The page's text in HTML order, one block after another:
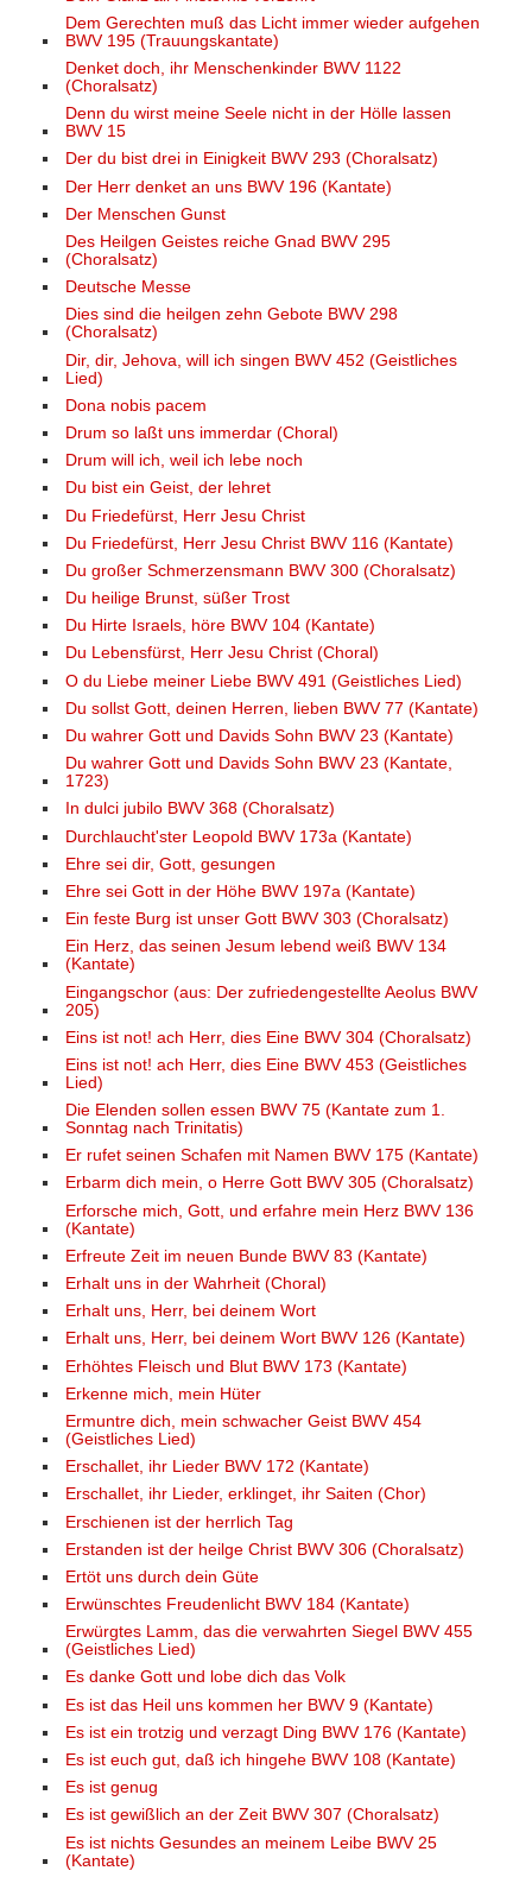
Dem Gerechten muß das Licht immer wieder aufgehen
BWV 195 (Trauungskantate)
Denket doch, ihr Menschenkinder BWV 1122
(Choralsatz)
Denn du wirst meine Seele nicht in der Hölle lassen
BWV 15
Der du bist drei in Einigkeit BWV 293 (Choralsatz)
Der Herr denket an uns BWV 196 (Kantate)
Der Menschen Gunst
Des Heilgen Geistes reiche Gnad BWV 295
(Choralsatz)
Deutsche Messe
Dies sind die heilgen zehn Gebote BWV 298
(Choralsatz)
Dir, dir, Jehova, will ich singen BWV 452 (Geistliches
Lied)
Dona nobis pacem
Drum so laßt uns immerdar (Choral)
Drum will ich, weil ich lebe noch
Du bist ein Geist, der lehret
Du Friedefürst, Herr Jesu Christ
Du Friedefürst, Herr Jesu Christ BWV 116 (Kantate)
Du großer Schmerzensmann BWV 300 (Choralsatz)
Du heilige Brunst, süßer Trost
Du Hirte Israels, höre BWV 104 (Kantate)
Du Lebensfürst, Herr Jesu Christ (Choral)
O du Liebe meiner Liebe BWV 491 (Geistliches Lied)
Du sollst Gott, deinen Herren, lieben BWV 77 (Kantate)
Du wahrer Gott und Davids Sohn BWV 23 (Kantate)
Du wahrer Gott und Davids Sohn BWV 23 (Kantate,
1723)
In dulci jubilo BWV 368 (Choralsatz)
Durchlaucht'ster Leopold BWV 173a (Kantate)
Ehre sei dir, Gott, gesungen
Ehre sei Gott in der Höhe BWV 197a (Kantate)
Ein feste Burg ist unser Gott BWV 303 (Choralsatz)
Ein Herz, das seinen Jesum lebend weiß BWV 134
(Kantate)
Eingangschor (aus: Der zufriedengestellte Aeolus BWV
205)
Eins ist not! ach Herr, dies Eine BWV 304 (Choralsatz)
Eins ist not! ach Herr, dies Eine BWV 453 (Geistliches
Lied)
Die Elenden sollen essen BWV 75 (Kantate zum 1.
Sonntag nach Trinitatis)
Er rufet seinen Schafen mit Namen BWV 175 (Kantate)
Erbarm dich mein, o Herre Gott BWV 305 (Choralsatz)
Erforsche mich, Gott, und erfahre mein Herz BWV 136
(Kantate)
Erfreute Zeit im neuen Bunde BWV 83 (Kantate)
Erhalt uns in der Wahrheit (Choral)
Erhalt uns, Herr, bei deinem Wort
Erhalt uns, Herr, bei deinem Wort BWV 126 (Kantate)
Erhöhtes Fleisch und Blut BWV 173 (Kantate)
Erkenne mich, mein Hüter
Ermuntre dich, mein schwacher Geist BWV 454
(Geistliches Lied)
Erschallet, ihr Lieder BWV 172 (Kantate)
Erschallet, ihr Lieder, erklinget, ihr Saiten (Chor)
Erschienen ist der herrlich Tag
Erstanden ist der heilge Christ BWV 306 (Choralsatz)
Ertöt uns durch dein Güte
Erwünschtes Freudenlicht BWV 184 (Kantate)
Erwürgtes Lamm, das die verwahrten Siegel BWV 455
(Geistliches Lied)
Es danke Gott und lobe dich das Volk
Es ist das Heil uns kommen her BWV 9 (Kantate)
Es ist ein trotzig und verzagt Ding BWV 176 (Kantate)
Es ist euch gut, daß ich hingehe BWV 108 (Kantate)
Es ist genug
Es ist gewißlich an der Zeit BWV 307 (Choralsatz)
Es ist nichts Gesundes an meinem Leibe BWV 25
(Kantate)